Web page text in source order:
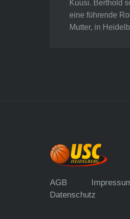
Kuusi. Berthold
eine führende
Mutter, in
AGB
Datenschutz